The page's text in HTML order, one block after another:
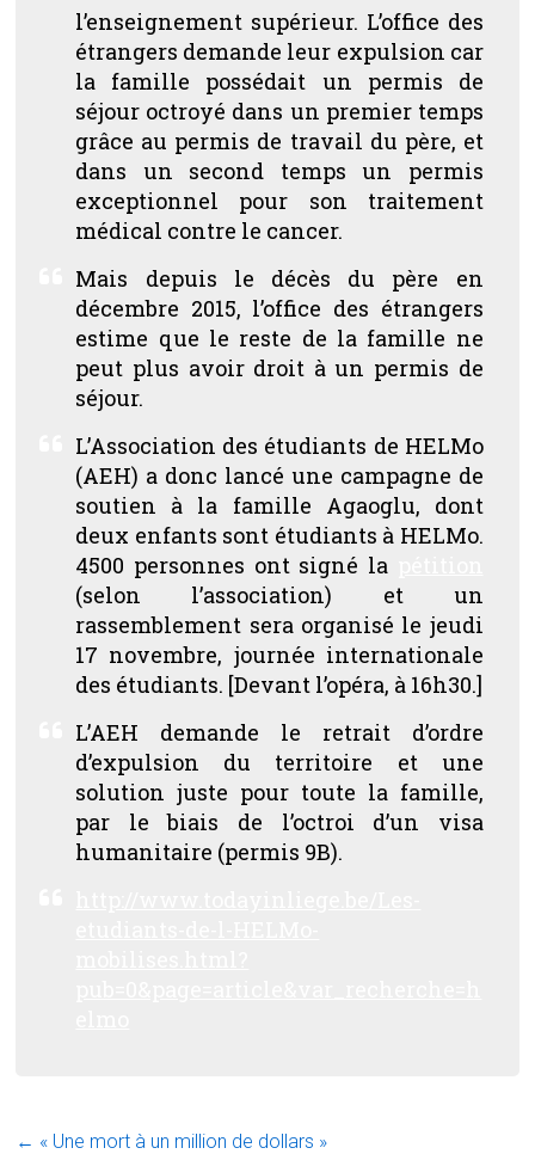
l’enseignement supérieur. L’office des
étrangers demande leur expulsion car
la famille possédait un permis de
séjour octroyé dans un premier temps
grâce au permis de travail du père, et
dans un second temps un permis
exceptionnel pour son traitement
médical contre le cancer.
Mais depuis le décès du père en
décembre 2015, l’office des étrangers
estime que le reste de la famille ne
peut plus avoir droit à un permis de
séjour.
L’Association des étudiants de HELMo
(AEH) a donc lancé une campagne de
soutien à la famille Agaoglu, dont
deux enfants sont étudiants à HELMo.
4500 personnes ont signé la
(selon l’association) et un
rassemblement sera organisé le jeudi
17 novembre, journée internationale
des étudiants. [Devant l’opéra, à 16h30.]
L’AEH demande le retrait d’ordre
d’expulsion du territoire et une
solution juste pour toute la famille,
par le biais de l’octroi d’un visa
humanitaire (permis 9B).
← « Une mort à un million de dollars »